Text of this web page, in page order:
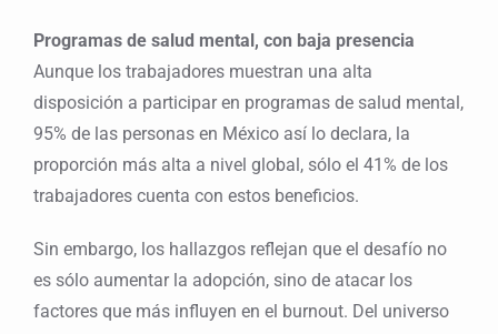
Programas de salud mental, con baja presencia
Aunque los trabajadores muestran una alta
disposición a participar en programas de salud mental,
95% de las personas en México así lo declara, la
proporción más alta a nivel global, sólo el 41% de los
trabajadores cuenta con estos beneficios.
Sin embargo, los hallazgos reflejan que el desafío no
es sólo aumentar la adopción, sino de atacar los
factores que más influyen en el burnout. Del universo